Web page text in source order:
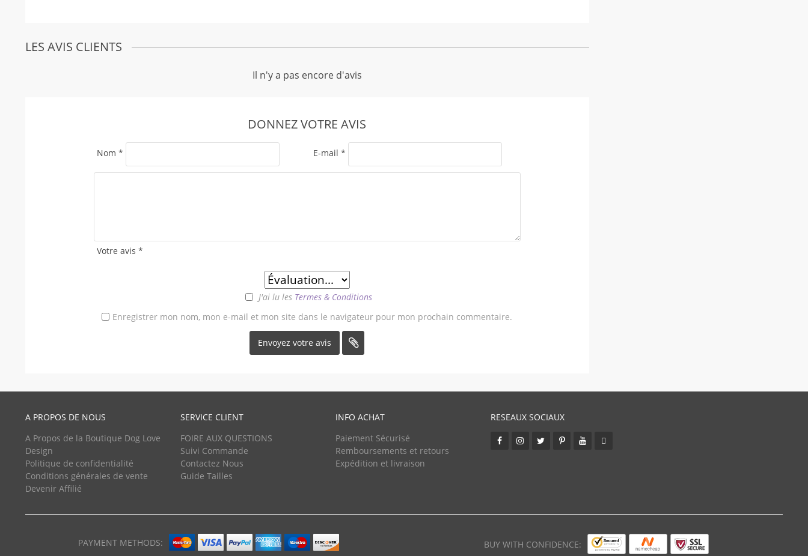
LES AVIS CLIENTS
Il n'y a pas encore d'avis
DONNEZ VOTRE AVIS
Votre avis *
J'ai lu les Termes & Conditions
Nom * E-mail *
Enregistrer mon nom, mon e-mail et mon site dans le navigateur pour mon prochain commentaire.
A PROPOS DE NOUS
A Propos de la Boutique Dog Love
Design
Politique de confidentialité
Conditions générales de vente
Devenir Affilié
SERVICE CLIENT
FOIRE AUX QUESTIONS
Suivi Commande
Contactez Nous
Guide Tailles
INFO ACHAT
Paiement Sécurisé
Remboursements et retours
Expédition et livraison
RESEAUX SOCIAUX
PAYMENT METHODS: BUY WITH CONFIDENCE: